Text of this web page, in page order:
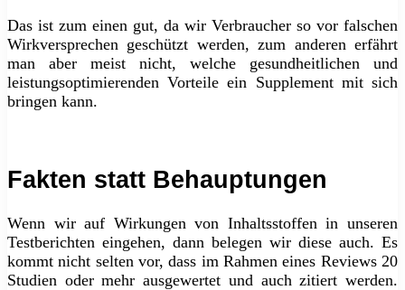
Das ist zum einen gut, da wir Verbraucher so vor falschen
Wirkversprechen geschützt werden, zum anderen erfährt
man aber meist nicht, welche gesundheitlichen und
leistungsoptimierenden Vorteile ein Supplement mit sich
bringen kann.
Fakten statt Behauptungen
Wenn wir auf Wirkungen von Inhaltsstoffen in unseren
Testberichten eingehen, dann belegen wir diese auch. Es
kommt nicht selten vor, dass im Rahmen eines Reviews 20
Studien oder mehr ausgewertet und auch zitiert werden.